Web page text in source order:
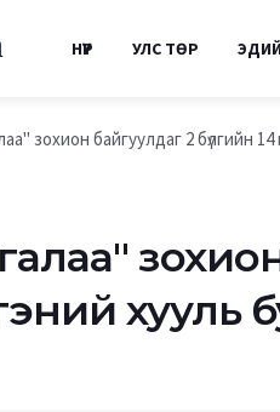
НҮҮР УЛС ТӨР
зохион байгуулдаг 2 бүлгийн 14
хууль